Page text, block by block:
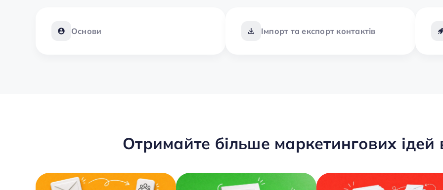
Основи Імпорт та експорт контактів
Отримайте більше маркетингових ідей